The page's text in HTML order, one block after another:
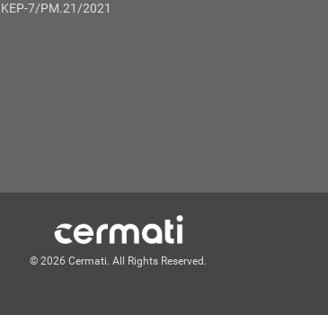
KEP-7/PM.21/2021
© 2026 Cermati. All Rights Reserved.